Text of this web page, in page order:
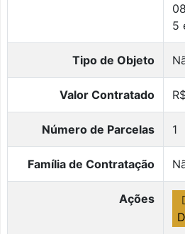
5
Tipo de Objeto
Valor Contratado
Número de Parcelas 1
Família de Contratação
Ações